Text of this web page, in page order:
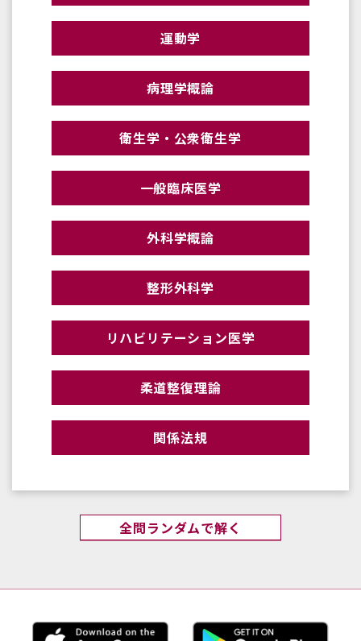
運動学
病理学概論
衛生学・公衆衛生学
一般臨床医学
外科学概論
整形外科学
リハビリテーション医学
柔道整復理論
関係法規
全問ランダムで解く